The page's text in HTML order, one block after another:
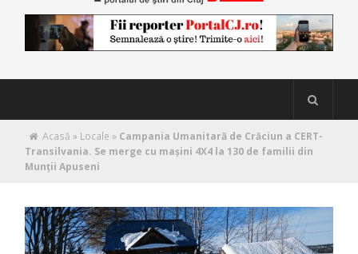
Acasă » Locale » Campania Umanitară de Crăciun a CERT-
Transilvania. Se merge cu mașini 4X4 la 130 de familii din
Munții Apuseni